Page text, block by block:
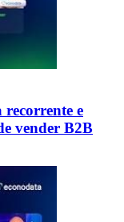
recorrente e
vender B2B